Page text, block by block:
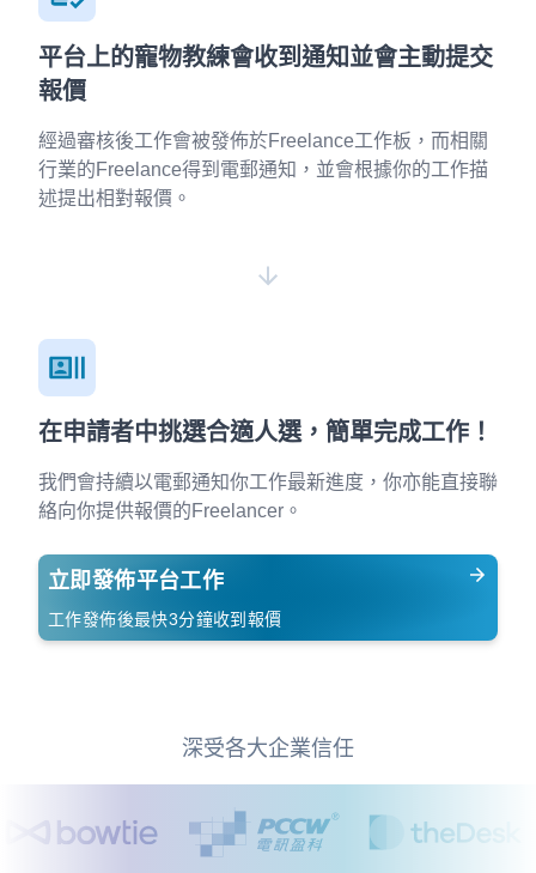
平台上的寵物教練會收到通知並會主動提交
報價
經過審核後工作會被發佈於Freelance工作板，而相關
行業的Freelance得到電郵通知，並會根據你的工作描
述提出相對報價。
在申請者中挑選合適人選，簡單完成工作！
我們會持續以電郵通知你工作最新進度，你亦能直接聯
絡向你提供報價的Freelancer。
立即發佈平台工作
工作發佈後最快3分鐘收到報價
深受各大企業信任